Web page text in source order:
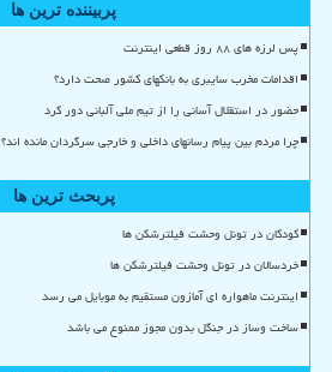
پربیننده ترین ها
پس لرزه های ۸۸ روز قطعی اینترنت
اقدامات مخرب سایبری به بانکهای کشور صحت دارد؟
حضور در استقلال آسانی را از تیم ملی آلبانی دور کرد
چرا مردم بین پیام رسانهای داخلی و خارجی سرگردان مانده اند؟
پربحث ترین ها
کودکان در تونل وحشت فیلترشکن ها
خردسالان در تونل وحشت فیلترشکن ها
اینترنت ماهواره ای آمازون مستقیم به موبایل می رسد
ساخت وساز در جنگل بدون مجوز ممنوع می باشد